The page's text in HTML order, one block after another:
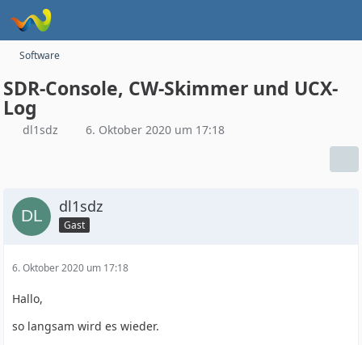
Software
SDR-Console, CW-Skimmer und UCX-
Log
dl1sdz 6. Oktober 2020 um 17:18
dl1sdz
Gast
6. Oktober 2020 um 17:18
Hallo,
so langsam wird es wieder.